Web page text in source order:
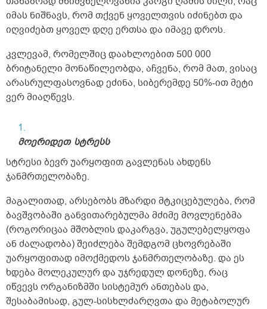
იმას ნიშნავს, რომ თქვენ ყოველთვის იძინებთ და
იღვიძებთ ყოველ დღე ერთსა და იმავე დროს.
კვლევამ, რომელშიც დაახლოებით 500 000
ბრიტანელი მონაწილეობდა, აჩვენა, რომ მათ, ვისაც
არასრულფასოვნად ეძინა, სიბერემდე 50%-ით მეტი
ვერ მიაღწევს.
მოერიდეთ სტრესს
სტრესი ბევრ უარყოფით გავლენას ახდენს
ჯანმრთელობაზე.
მაგალითად, არსებობს მზარდი მტკიცებულება, რომ
ბავშვობაში განვითარებულმა მძიმე მოვლენებმა
(როგორიცაა მშობლის დაკარგვა, უგულებელყოფა
ან ძალადობა) შეიძლება შემდგომ ცხოვრებაში
უარყოფითად იმოქმედოს ჯანმრთელობაზე. და ეს
ხდება მოლეკულურ და უჯრედულ დონეზე, რაც
იწვევს ორგანიზმში სისტემურ ანთებას და,
შესაბამისად, გულ-სისხლძარღვთა და მეტაბოლურ